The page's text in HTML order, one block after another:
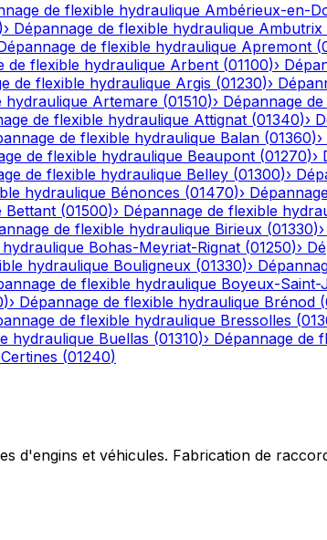
de flexible hydraulique Ambérieux-en-
)› Dépannage de flexible hydraulique Ambutrix
de flexible hydraulique Apremont (
de flexible hydraulique Arbent (01100)›
de flexible hydraulique Argis (01230)›
hydraulique Artemare (01510)› Dépannage
de flexible hydraulique Attignat (01340)›
de flexible hydraulique Balan (01360)›
de flexible hydraulique Beaupont (01270)›
de flexible hydraulique Belley (01300)›
hydraulique Bénonces (01470)›
Bettant (01500)› Dépannage de flexible
de flexible hydraulique Birieux (01330)›
Bohas-Meyriat-Rignat (01250)›
hydraulique Bouligneux (01330)›
de flexible hydraulique Boyeux-Saint-
)› Dépannage de flexible hydraulique Brénod (
de flexible hydraulique Bressolles (
hydraulique Buellas (01310)› Dépannage de
Certines (01240)
d'engins et véhicules. Fabrication de